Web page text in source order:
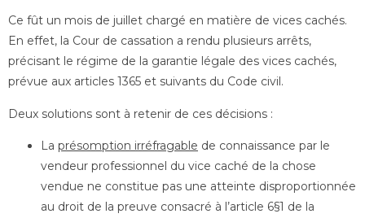
Ce fût un mois de juillet chargé en matière de vices cachés.
En effet, la Cour de cassation a rendu plusieurs arrêts,
précisant le régime de la garantie légale des vices cachés,
prévue aux articles 1365 et suivants du Code civil.
Deux solutions sont à retenir de ces décisions :
La présomption irréfragable de connaissance par le
vendeur professionnel du vice caché de la chose
vendue ne constitue pas une atteinte disproportionnée
au droit de la preuve consacré à l’article 6§1 de la